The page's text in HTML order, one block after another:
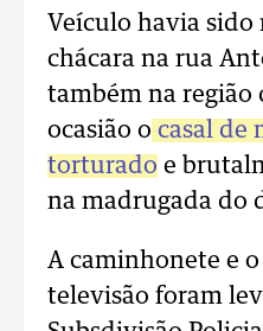
Veículo havia sido
chácara na rua
também na região
ocasião o casal de
torturado e
na madrugada do
A caminhonete e
televisão foram